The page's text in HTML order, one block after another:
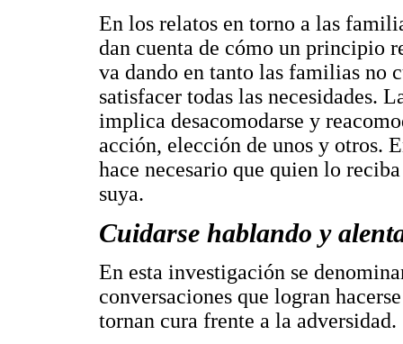
En los relatos en torno a las
dan cuenta de cómo un principio
va dando en tanto las familias no
satisfacer todas las necesidades.
implica desacomodarse y
acción, elección de unos y otros.
hace necesario que quien lo
suya.
Cuidarse hablando y
En esta investigación se
conversaciones que logran
tornan cura frente a la adversidad.